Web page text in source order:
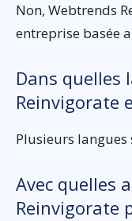
Non, Webtrends
entreprise basée
Dans quelles
Reinvigorate
Plusieurs
Avec quelles
Reinvigorate